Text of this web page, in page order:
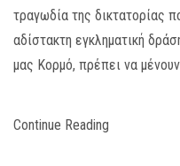
τραγωδία της δικτατορίας
αδίστακτη εγκληματική
μας Κορμό, πρέπει να
Continue Reading